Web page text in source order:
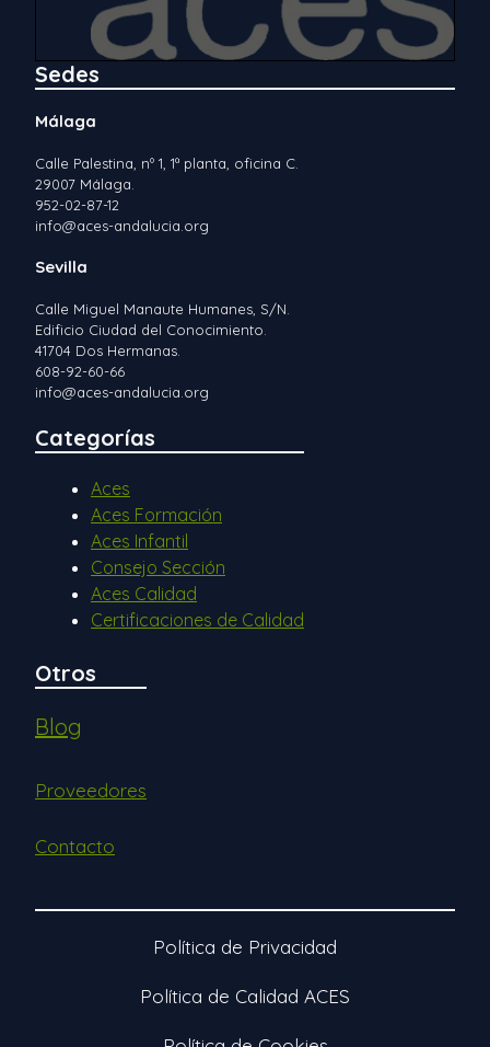
Sedes
Málaga
Calle Palestina, nº 1, 1ª planta, oficina C.
29007 Málaga.
952-02-87-12
info@aces-andalucia.org
Sevilla
Calle Miguel Manaute Humanes, S/N.
Edificio Ciudad del Conocimiento.
41704 Dos Hermanas.
608-92-60-66
info@aces-andalucia.org
Categorías
Aces
Aces Formación
Aces Infantil
Consejo Sección
Aces Calidad
Certificaciones de Calidad
Otros
Blog
Proveedores
Contacto
Política de Privacidad
Política de Calidad ACES